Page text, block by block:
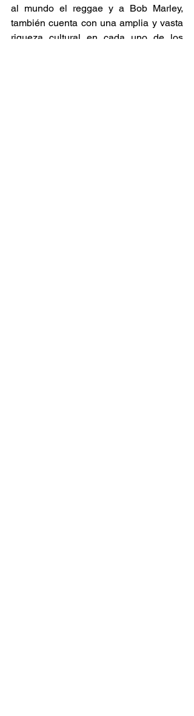
al mundo el reggae y a Bob Marley,
también cuenta con una amplia y vasta
riqueza cultural en cada uno de los